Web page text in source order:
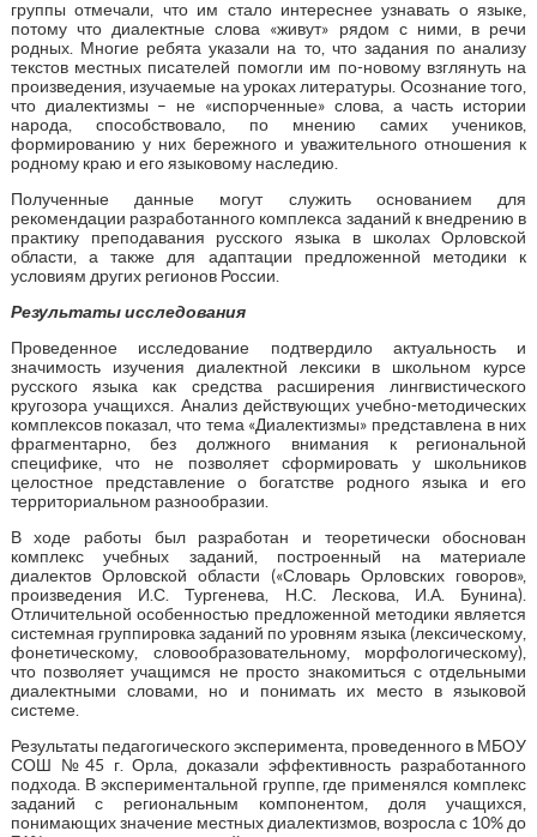
группы отмечали, что им стало интереснее узнавать о языке,
потому что диалектные слова «живут» рядом с ними, в речи
родных. Многие ребята указали на то, что задания по анализу
текстов местных писателей помогли им по-новому взглянуть на
произведения, изучаемые на уроках литературы. Осознание того,
что диалектизмы – не «испорченные» слова, а часть истории
народа, способствовало, по мнению самих учеников,
формированию у них бережного и уважительного отношения к
родному краю и его языковому наследию.
Полученные данные могут служить основанием для
рекомендации разработанного комплекса заданий к внедрению в
практику преподавания русского языка в школах Орловской
области, а также для адаптации предложенной методики к
условиям других регионов России.
Результаты исследования
Проведенное исследование подтвердило актуальность и
значимость изучения диалектной лексики в школьном курсе
русского языка как средства расширения лингвистического
кругозора учащихся. Анализ действующих учебно-методических
комплексов показал, что тема «Диалектизмы» представлена в них
фрагментарно, без должного внимания к региональной
специфике, что не позволяет сформировать у школьников
целостное представление о богатстве родного языка и его
территориальном разнообразии.
В ходе работы был разработан и теоретически обоснован
комплекс учебных заданий, построенный на материале
диалектов Орловской области («Словарь Орловских говоров»,
произведения И.С. Тургенева, Н.С. Лескова, И.А. Бунина).
Отличительной особенностью предложенной методики является
системная группировка заданий по уровням языка (лексическому,
фонетическому, словообразовательному, морфологическому),
что позволяет учащимся не просто знакомиться с отдельными
диалектными словами, но и понимать их место в языковой
системе.
Результаты педагогического эксперимента, проведенного в МБОУ
СОШ №45 г. Орла, доказали эффективность разработанного
подхода. В экспериментальной группе, где применялся комплекс
заданий с региональным компонентом, доля учащихся,
понимающих значение местных диалектизмов, возросла с 10% до